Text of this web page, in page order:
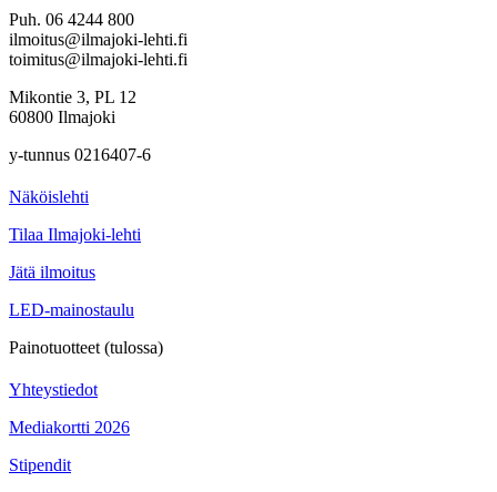
Puh. 06 4244 800
ilmoitus@ilmajoki-lehti.fi
toimitus@ilmajoki-lehti.fi
Mikontie 3, PL 12
60800 Ilmajoki
y-tunnus 0216407-6
Näköislehti
Tilaa Ilmajoki-lehti
Jätä ilmoitus
LED-mainostaulu
Painotuotteet (tulossa)
Yhteystiedot
Mediakortti 2026
Stipendit